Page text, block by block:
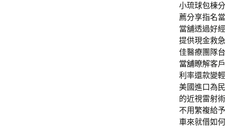
小琉球包棟
薦分享指名
當舖透過好
提供現金救
佳醫療團隊
當舖瞭解客
利率還款變
美國進口為
的近視雷射
不用繁複給
車來就借如